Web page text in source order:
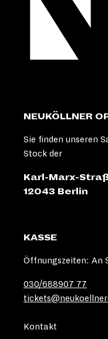
NEUKÖLLNER
Sie finden unseren
Stock der
Karl-Marx-
12043 Berlin
KASSE
Öffnungszeiten: An
030/688907 77
Kontakt